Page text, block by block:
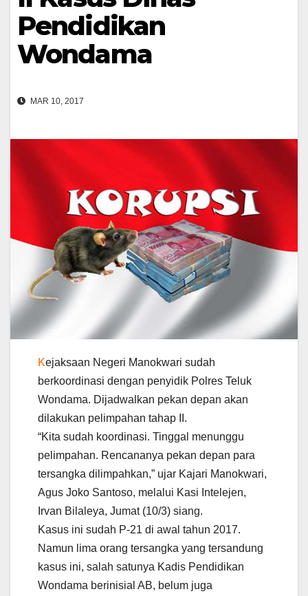
Pendidikan
Wondama
MAR 10, 2017
Kejaksaan Negeri Manokwari sudah
berkoordinasi dengan penyidik Polres Teluk
Wondama. Dijadwalkan pekan depan akan
dilakukan pelimpahan tahap II.
“Kita sudah koordinasi. Tinggal menunggu
pelimpahan. Rencananya pekan depan para
tersangka dilimpahkan,” ujar Kajari Manokwari,
Agus Joko Santoso, melalui Kasi Intelejen,
Irvan Bilaleya, Jumat (10/3) siang.
Kasus ini sudah P-21 di awal tahun 2017.
Namun lima orang tersangka yang tersandung
kasus ini, salah satunya Kadis Pendidikan
Wondama berinisial AB, belum juga